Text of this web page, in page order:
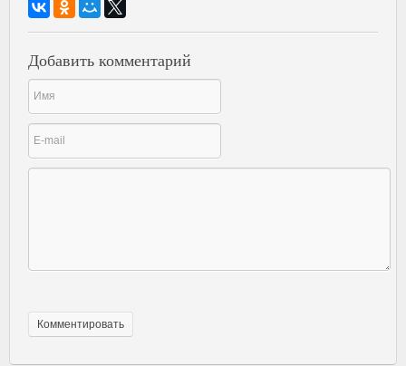
Добавить комментарий